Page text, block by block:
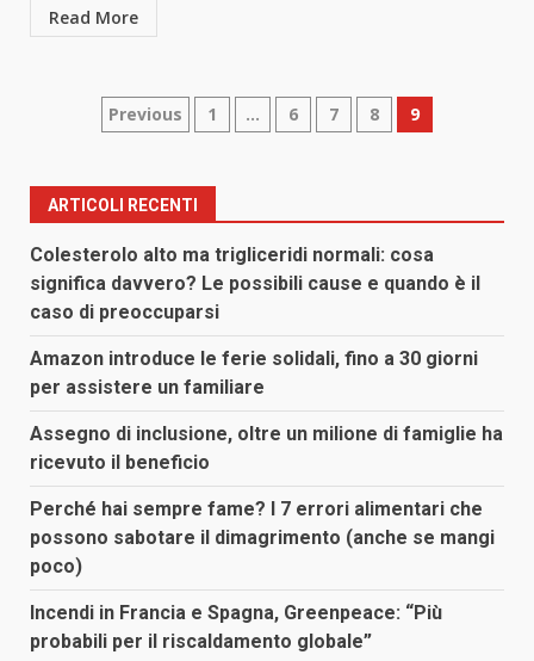
Read More
Paginazione
articoli
Previous 1 … 6 7 8 9
ARTICOLI RECENTI
Colesterolo alto ma trigliceridi normali: cosa
significa davvero? Le possibili cause e quando è il
caso di preoccuparsi
Amazon introduce le ferie solidali, fino a 30 giorni
per assistere un familiare
Assegno di inclusione, oltre un milione di famiglie ha
ricevuto il beneficio
Perché hai sempre fame? I 7 errori alimentari che
possono sabotare il dimagrimento (anche se mangi
poco)
Incendi in Francia e Spagna, Greenpeace: “Più
probabili per il riscaldamento globale”